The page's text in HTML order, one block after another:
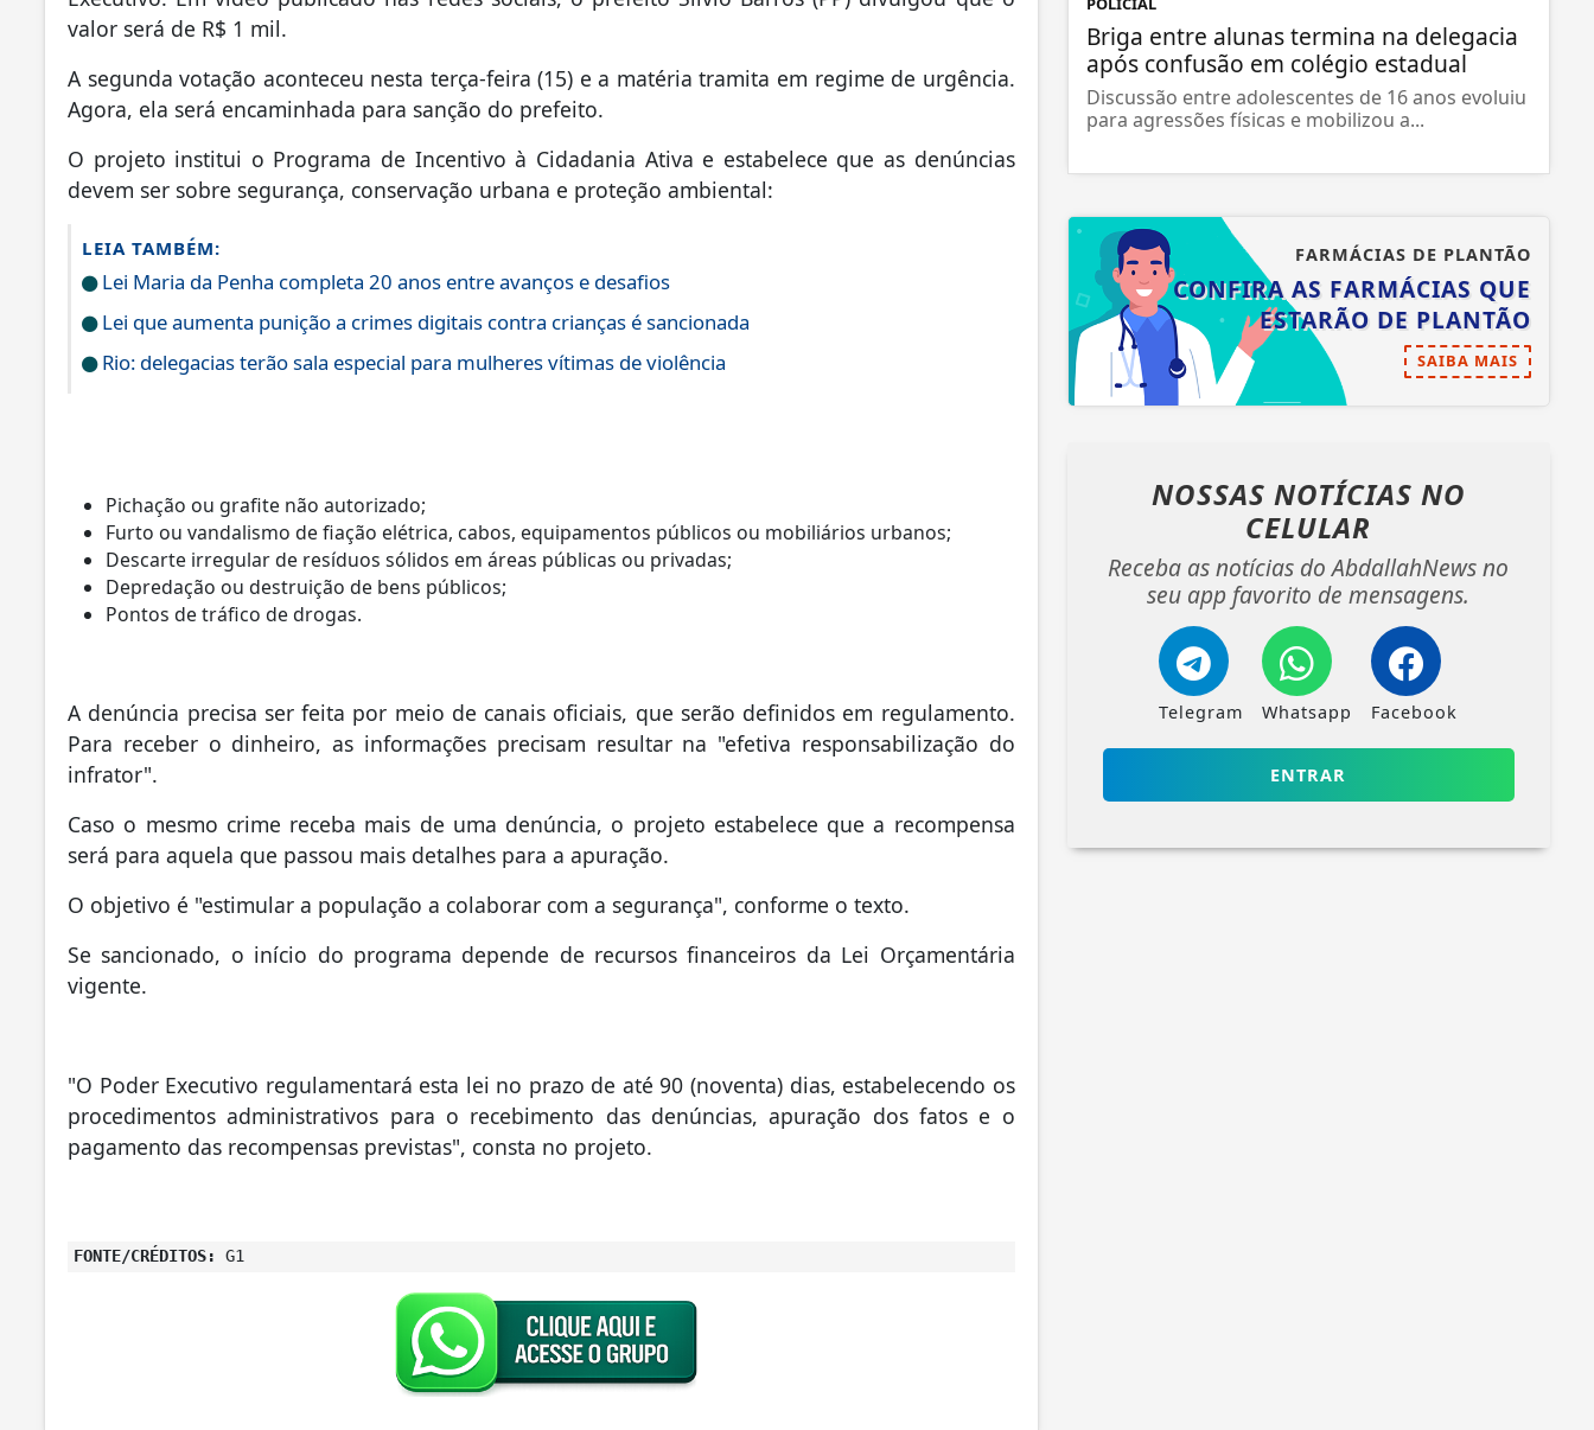
valor será de R$ 1 mil.
A segunda votação aconteceu nesta terça-feira (15) e a matéria tramita em regime de urgência.
Agora, ela será encaminhada para sanção do prefeito.
O projeto institui o Programa de Incentivo à Cidadania Ativa e estabelece que as denúncias
devem ser sobre segurança, conservação urbana e proteção ambiental:
LEIA TAMBÉM:
Lei Maria da Penha completa 20 anos entre avanços e desafios
Lei que aumenta punição a crimes digitais contra crianças é sancionada
Rio: delegacias terão sala especial para mulheres vítimas de violência
Pichação ou grafite não autorizado;
Furto ou vandalismo de fiação elétrica, cabos, equipamentos públicos ou mobiliários urbanos;
Descarte irregular de resíduos sólidos em áreas públicas ou privadas;
Depredação ou destruição de bens públicos;
Pontos de tráfico de drogas.
A denúncia precisa ser feita por meio de canais oficiais, que serão definidos em regulamento.
Para receber o dinheiro, as informações precisam resultar na "efetiva responsabilização do
infrator".
Caso o mesmo crime receba mais de uma denúncia, o projeto estabelece que a recompensa
será para aquela que passou mais detalhes para a apuração.
O objetivo é "estimular a população a colaborar com a segurança", conforme o texto.
Se sancionado, o início do programa depende de recursos financeiros da Lei Orçamentária
vigente.
"O Poder Executivo regulamentará esta lei no prazo de até 90 (noventa) dias, estabelecendo os
procedimentos administrativos para o recebimento das denúncias, apuração dos fatos e o
pagamento das recompensas previstas", consta no projeto.
FONTE/CRÉDITOS: G1
Briga entre alunas termina na delegacia
após confusão em colégio estadual
Discussão entre adolescentes de 16 anos evoluiu
para agressões físicas e mobilizou a...
FARMÁCIAS DE PLANTÃO
CONFIRA AS FARMÁCIAS QUE
ESTARÃO DE PLANTÃO
SAIBA MAIS
NOSSAS NOTÍCIAS NO
CELULAR
Receba as notícias do AbdallahNews no
seu app favorito de mensagens.
Telegram Whatsapp Facebook
ENTRAR